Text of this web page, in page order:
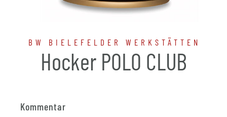
BW BIELEFELDER WERKSTÄTTEN
Hocker POLO CLUB
Kommentar